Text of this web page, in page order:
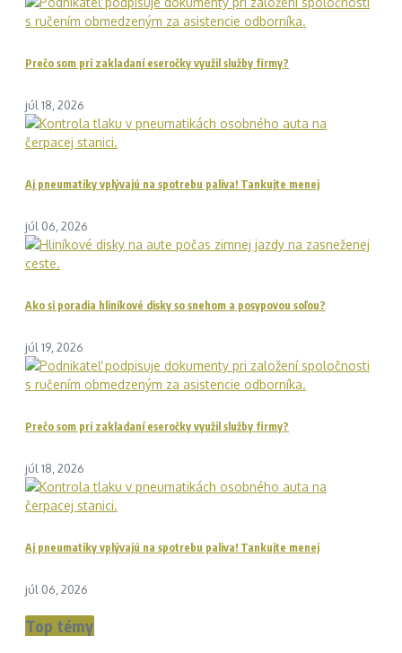
Prečo som pri zakladaní eseročky využil služby firmy?
júl 18, 2026
Aj pneumatiky vplývajú na spotrebu paliva! Tankujte menej
júl 06, 2026
Ako si poradia hliníkové disky so snehom a posypovou soľou?
júl 19, 2026
Prečo som pri zakladaní eseročky využil služby firmy?
júl 18, 2026
Aj pneumatiky vplývajú na spotrebu paliva! Tankujte menej
júl 06, 2026
Top témy